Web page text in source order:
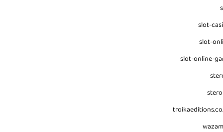
slot-
slot-
slot-online-